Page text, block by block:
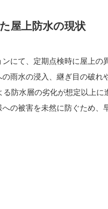
屋上防水の現状
にて、定期点検時に屋上の
雨水の浸入、継ぎ目の破れ
防水層の劣化が想定以上に
の被害を未然に防ぐため、